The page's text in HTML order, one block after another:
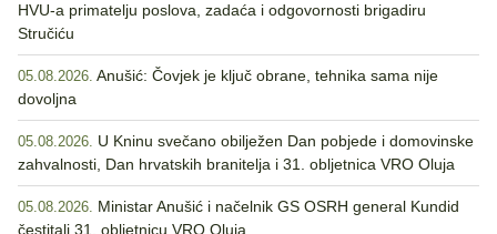
HVU-a primatelju poslova, zadaća i odgovornosti brigadiru
Stručiću
05.08.2026. Anušić: Čovjek je ključ obrane, tehnika sama nije
dovoljna
05.08.2026. U Kninu svečano obilježen Dan pobjede i domovinske
zahvalnosti, Dan hrvatskih branitelja i 31. obljetnica VRO Oluja
05.08.2026. Ministar Anušić i načelnik GS OSRH general Kundid
čestitali 31. obljetnicu VRO Oluja